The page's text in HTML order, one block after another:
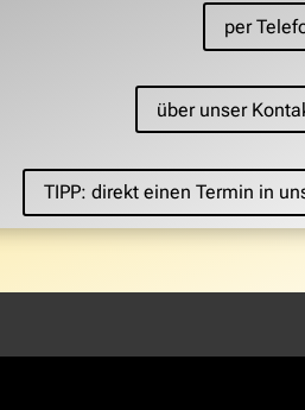
per
über unser
TIPP: direkt einen Termin in